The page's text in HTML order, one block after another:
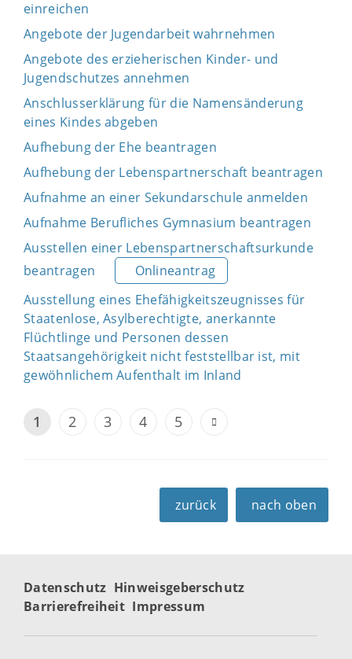
einreichen
Angebote der Jugendarbeit wahrnehmen
Angebote des erzieherischen Kinder- und
Jugendschutzes annehmen
Anschlusserklärung für die Namensänderung
eines Kindes abgeben
Aufhebung der Ehe beantragen
Aufhebung der Lebenspartnerschaft beantragen
Aufnahme an einer Sekundarschule anmelden
Aufnahme Berufliches Gymnasium beantragen
Ausstellen einer Lebenspartnerschaftsurkunde
beantragen
Onlineantrag
Ausstellung eines Ehefähigkeitszeugnisses für
Staatenlose, Asylberechtigte, anerkannte
Flüchtlinge und Personen dessen
Staatsangehörigkeit nicht feststellbar ist, mit
gewöhnlichem Aufenthalt im Inland
1 2 3 4 5
zurück nach oben
Datenschutz Hinweisgeberschutz
Barrierefreiheit Impressum